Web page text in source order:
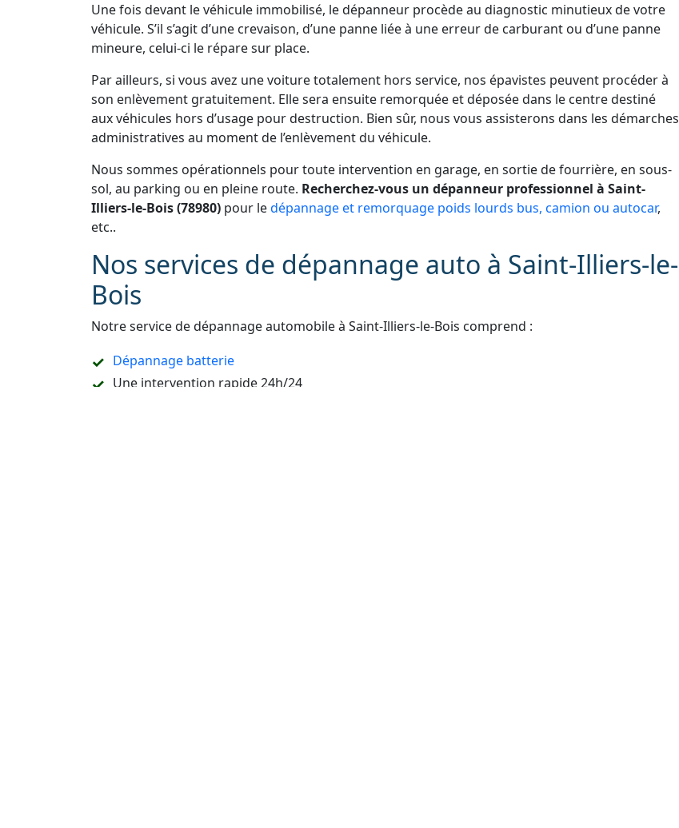
Une fois devant le véhicule immobilisé, le dépanneur procède au diagnostic minutieux de votre
véhicule. S’il s’agit d’une crevaison, d’une panne liée à une erreur de carburant ou d’une panne
mineure, celui-ci le répare sur place.
Par ailleurs, si vous avez une voiture totalement hors service, nos épavistes peuvent procéder à
son enlèvement gratuitement. Elle sera ensuite remorquée et déposée dans le centre destiné
aux véhicules hors d’usage pour destruction. Bien sûr, nous vous assisterons dans les démarches
administratives au moment de l’enlèvement du véhicule.
Nous sommes opérationnels pour toute intervention en garage, en sortie de fourrière, en sous-
sol, au parking ou en pleine route. Recherchez-vous un dépanneur professionnel à Saint-
Illiers-le-Bois (78980) pour ledépannage et remorquage poids lourds bus, camion ou autocar,
etc..
Nos services de dépannage auto à Saint-Illiers-le-
Bois
Notre service de dépannage automobile à Saint-Illiers-le-Bois comprend :
Dépannage batterie
Une intervention rapide 24h/24